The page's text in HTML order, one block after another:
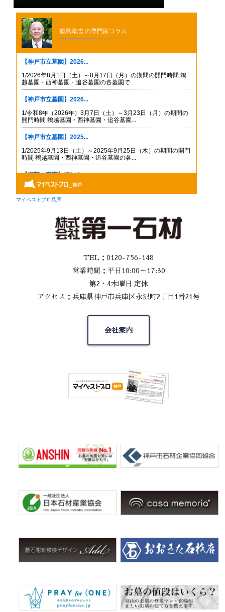
TEL：0120-756-148
営業時間：平日10:00～17:30
第2・4木曜日 定休
アクセス：兵庫県神戸市兵庫区永沢町2丁目1番21号
会社案内